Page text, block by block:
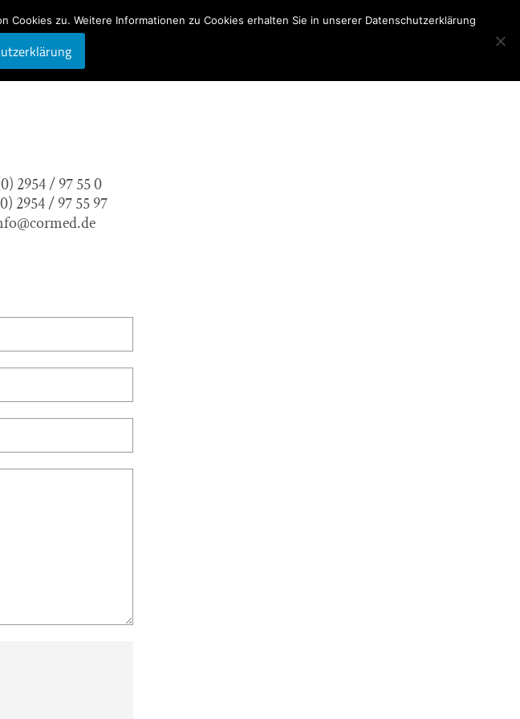
zu. Weitere Informationen zu Cookies erhalten Sie in unserer Datenschutzerklärung
Lösungen
2954 / 97 55 0
2954 / 97 55 97